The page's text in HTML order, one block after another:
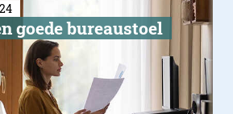
goede bureaustoel